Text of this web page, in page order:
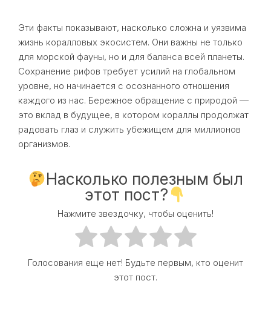
Эти факты показывают, насколько сложна и уязвима
жизнь коралловых экосистем. Они важны не только
для морской фауны, но и для баланса всей планеты.
Сохранение рифов требует усилий на глобальном
уровне, но начинается с осознанного отношения
каждого из нас. Бережное обращение с природой —
это вклад в будущее, в котором кораллы продолжат
радовать глаз и служить убежищем для миллионов
организмов.
Насколько полезным был
этот пост?
Нажмите звездочку, чтобы оценить!
Голосования еще нет! Будьте первым, кто оценит
этот пост.